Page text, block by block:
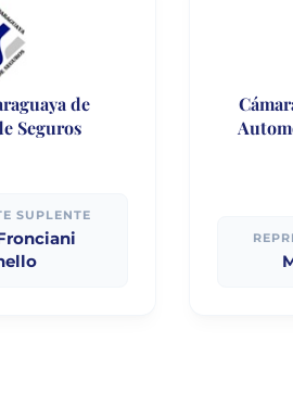
de
Seguros
SUPLENTE